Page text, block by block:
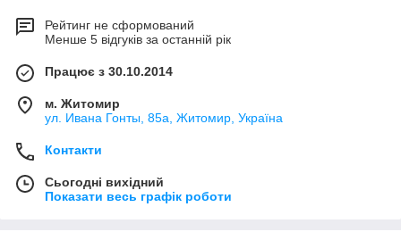
Рейтинг не сформований
Менше 5 відгуків за останній рік
Працює з 30.10.2014
м. Житомир
ул. Ивана Гонты, 85а, Житомир, Україна
Контакти
Сьогодні вихідний
Показати весь графік роботи